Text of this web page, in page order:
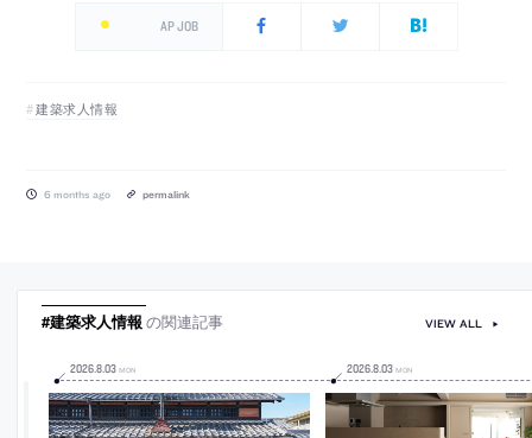
AP JOB
建築求人情報
6 months ago permalink
#建築求人情報 の関連記事
2026.8.03 MON 2026.8.03 MON
VIEW ALL